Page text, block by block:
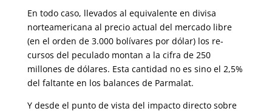
En todo caso, llevados al equivalente en divisa
norteamericana al precio actual del mercado libre
(en el orden de 3.000 bolívares por dólar) los re­
cursos del peculado montan a la cifra de 250
millones de dólares. Esta cantidad no es sino el 2,5%
del faltante en los balances de Parmalat.
Y desde el punto de vista del impacto directo sobre